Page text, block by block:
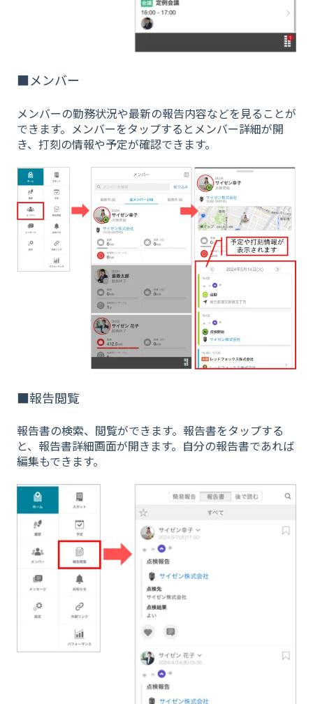
■メンバー
メンバーの勤務状況や最新の報告内容などを見ることが
できます。メンバーをタップするとメンバー詳細が開
き、打刻の情報や予定が確認できます。
■報告閲覧
報告書の検索、閲覧ができます。報告書をタップする
と、報告書詳細画面が開きます。自分の報告書であれば
編集もできます。